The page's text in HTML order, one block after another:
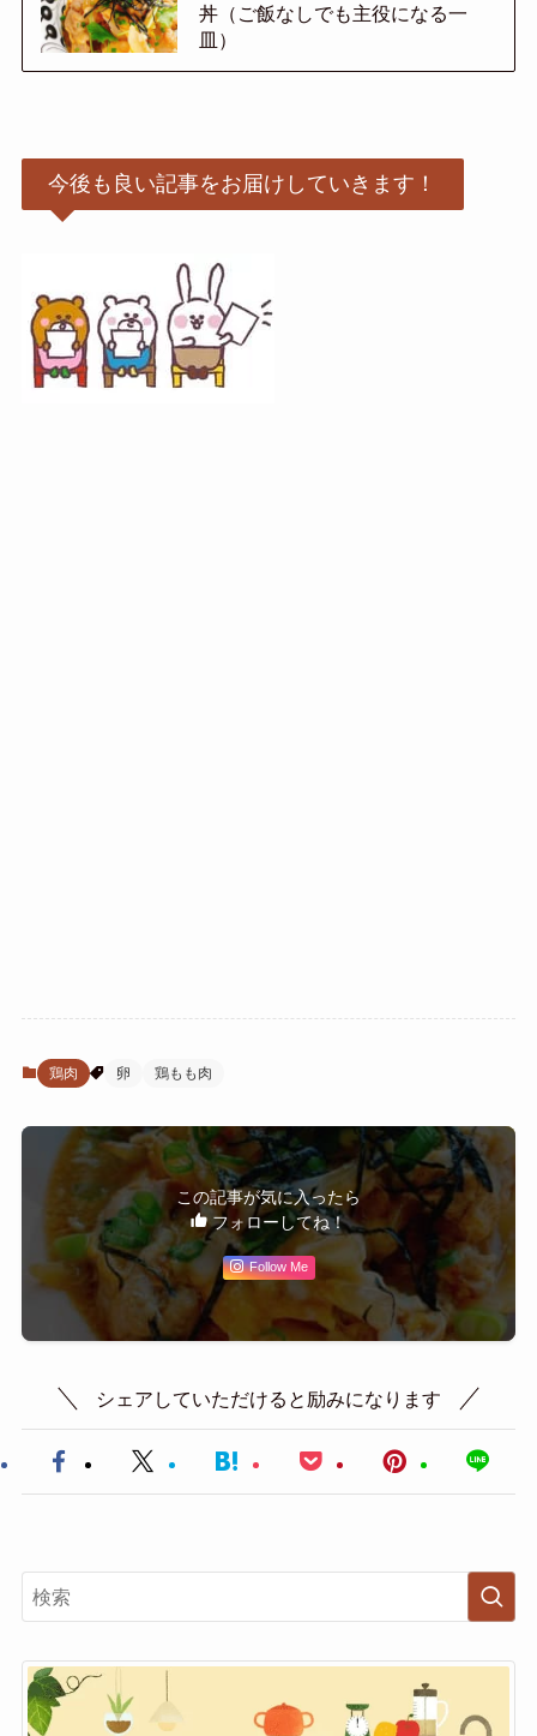
丼（ご飯なしでも主役になる一
皿）
今後も良い記事をお届けしていきます！
鶏肉 卵 鶏もも肉
この記事が気に入ったら
フォローしてね！
Follow Me
シェアしていただけると励みになります